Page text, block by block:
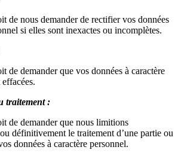
de nous demander de rectifier vos données
si elles sont inexactes ou incomplètes.
de demander que vos données à caractère
traitement :
de demander que nous limitions
définitivement le traitement d’une partie ou
données à caractère personnel.